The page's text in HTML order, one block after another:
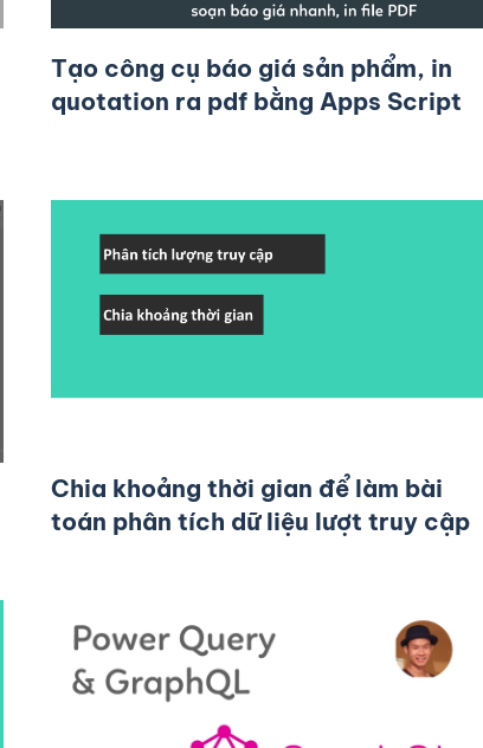
Tạo công cụ báo giá sản phẩm, in
quotation ra pdf bằng Apps Script
Chia khoảng thời gian để làm bài
toán phân tích dữ liệu lượt truy cập